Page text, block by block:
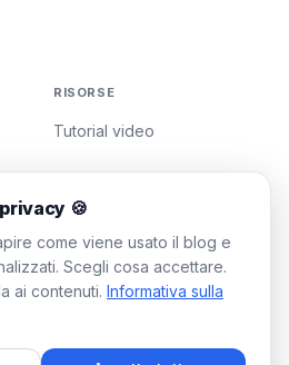
RISORSE
Tutorial video
🍪
come viene usato il blog e
Scegli cosa accettare.
ai contenuti. Informativa sulla